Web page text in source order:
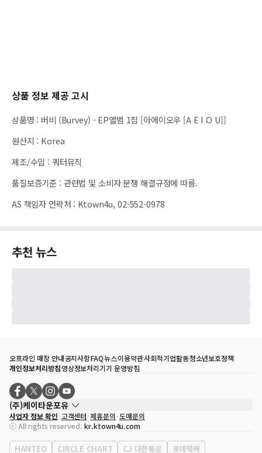
상품 정보 제공 고시
상품명 : 버비 (Burvey) - EP앨범 1집 [아에이오우 [A E I O U]]
원산지 : Korea
제조/수입 : 쿼터뮤직
품질보증기준 : 관련법 및 소비자 분쟁 해결규정에 따름.
AS 책임자 연락처 : Ktown4u, 02-552-0978
추천 뉴스
오프라인 매장 안내공지사항FAQ뉴스이용약관사회적기업활동청소년보호정책
개인정보처리방침영상정보처리기기 운영방침
(주)케이타운포유
대표자
송효민
사업자등록번호
120-87-71116
통신판매업 신고번호 제2011-서울강남-02223
사업자 정보 확인 고객센터 제휴문의 도매문의
ⓒ All rights reserved. kr.ktown4u.com
HANTEO CIRCLE CHART CJ 대한통운 롯데택배